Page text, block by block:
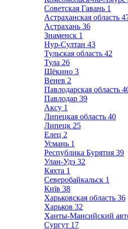
Советская Гавань 1
Астраханская область
Астрахань 36
Знаменск 1
Нур-Султан 43
Тульская область 42
Тула 26
Щёкино 3
Венев 2
Павлодарская область
Павлодар 39
Аксу 1
Липецкая область 40
Липецк 25
Елец 2
Усмань 1
Республика Бурятия 39
Улан-Удэ 32
Кяхта 1
Северобайкальск 1
Київ 38
Харьковская область 36
Харьков 32
Ханты-Мансийский
Сургут 17